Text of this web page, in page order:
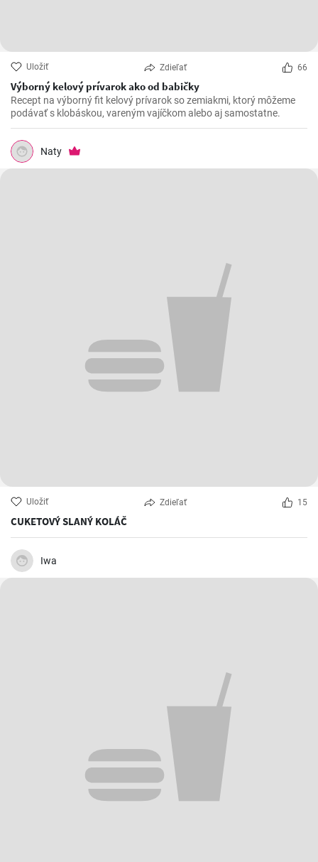
Uložiť Zdieľať 66
Výborný kelový prívarok ako od babičky
Recept na výborný fit kelový prívarok so zemiakmi, ktorý môžeme
podávať s klobáskou, vareným vajíčkom alebo aj samostatne.
Naty
Uložiť Zdieľať 15
CUKETOVÝ SLANÝ KOLÁČ
Iwa